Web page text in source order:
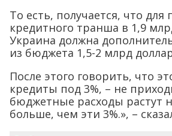
То есть, получается, что для
кредитного транша в 1,9
Украина должна
из бюджета 1,5-2 млрд
После этого говорить, что
кредиты под 3%, – не
бюджетные расходы растут
больше, чем эти 3%.», –